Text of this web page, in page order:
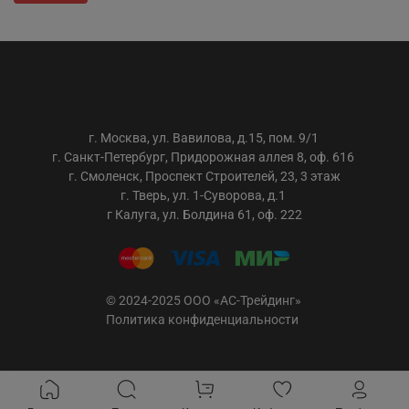
г. Москва, ул. Вавилова, д.15, пом. 9/1
г. Санкт-Петербург, Придорожная аллея 8, оф. 616
г. Смоленск, Проспект Строителей, 23, 3 этаж
г. Тверь, ул. 1-Суворова, д.1
г Калуга, ул. Болдина 61, оф. 222
© 2024-2025 ООО «АС-Трейдинг»
Политика конфиденциальности